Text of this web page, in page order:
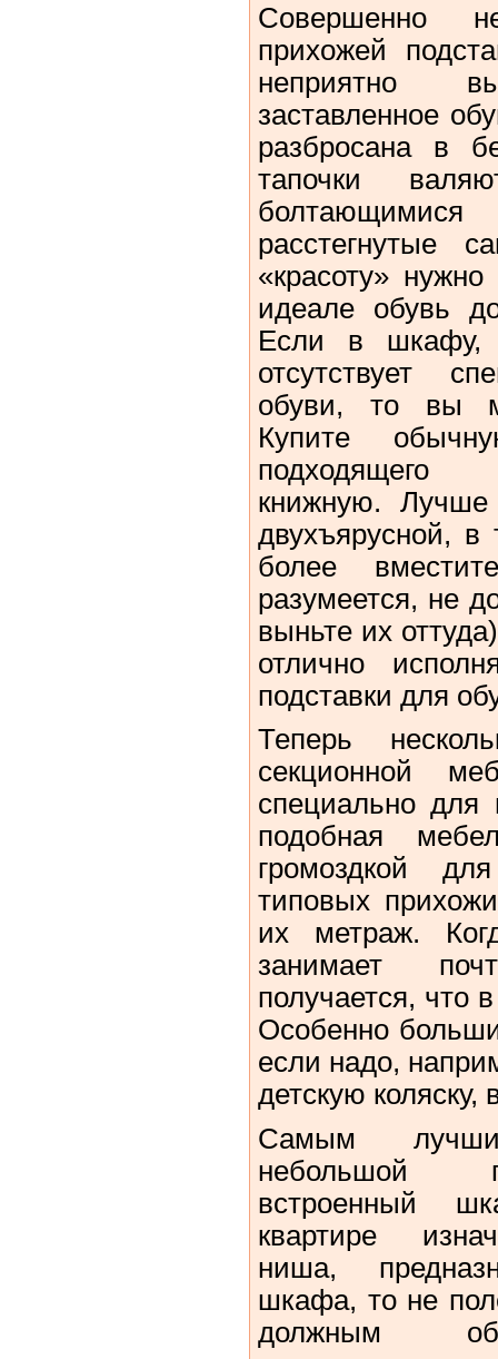
Совершенно
прихожей
неприятно
заставленное
разбросана в
тапочки
расстегнутые
«красоту»
идеале обувь
Если в шкафу,
отсутствует
обуви, то вы
Купите
подходящего
книжную. Лучше
двухъярусной, в
более
разумеется, не
выньте их
отлично
подставки для
Теперь
секционной
специально для
подобная
громоздкой
типовых
их метраж.
занимает
получается, что
Особенно
если надо,
детскую коляску,
Самым
небольшой
встроенный
квартире
ниша,
шкафа, то не
должным